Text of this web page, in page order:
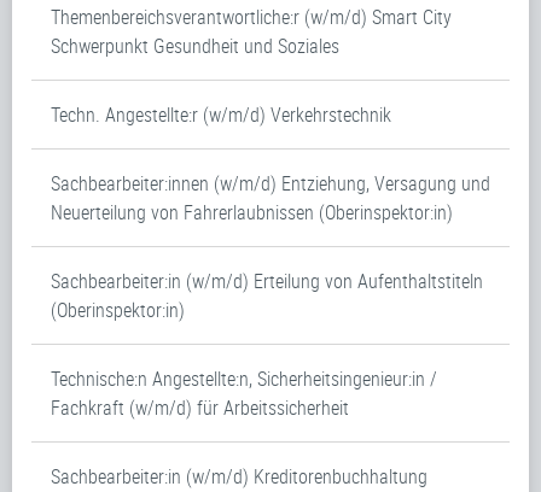
Themenbereichsverantwortliche:r (w/m/d) Smart City
Schwerpunkt Gesundheit und Soziales
Techn. Angestellte:r (w/m/d) Verkehrstechnik
Sachbearbeiter:innen (w/m/d) Entziehung, Versagung und
Neuerteilung von Fahrerlaubnissen (Oberinspektor:in)
Sachbearbeiter:in (w/m/d) Erteilung von Aufenthaltstiteln
(Oberinspektor:in)
Technische:n Angestellte:n, Sicherheitsingenieur:in /
Fachkraft (w/m/d) für Arbeitssicherheit
Sachbearbeiter:in (w/m/d) Kreditorenbuchhaltung